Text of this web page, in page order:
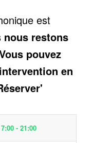
est
nous restons
pouvez
en
7:00 - 21:00